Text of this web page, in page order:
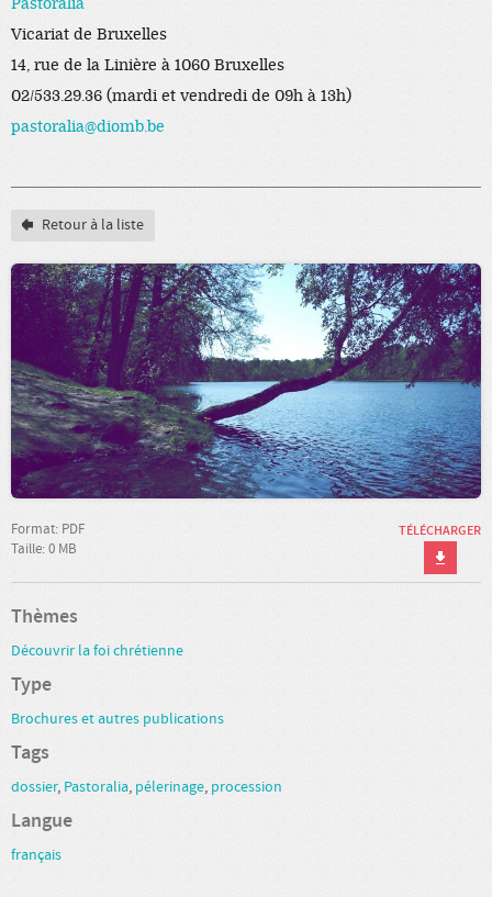
Pastoralia
Vicariat de Bruxelles
14, rue de la Linière à 1060 Bruxelles
02/533.29.36 (mardi et vendredi de 09h à 13h)
pastoralia@diomb.be
Retour à la liste
TÉLÉCHARGER
Format: PDF
Taille: 0 MB
Thèmes
Découvrir la foi chrétienne
Type
Brochures et autres publications
Tags
dossier, Pastoralia, pélerinage, procession
Langue
français